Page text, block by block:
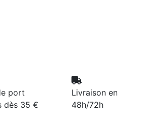
port
dès 35 €
Livraison en
48h/72h